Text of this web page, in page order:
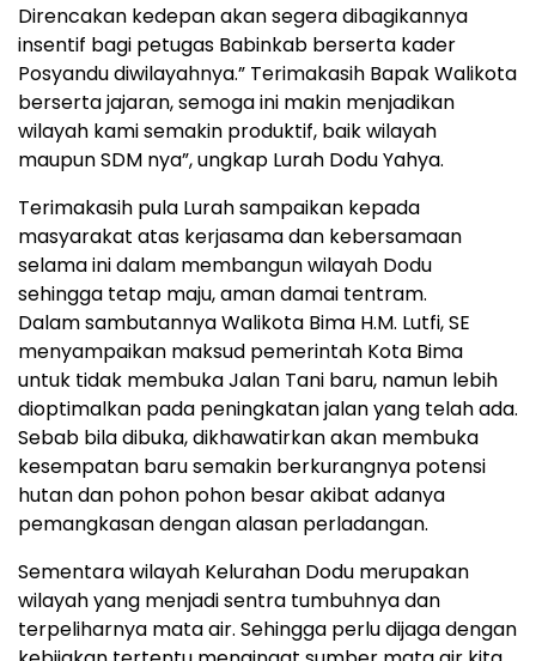
Direncakan kedepan akan segera dibagikannya
insentif bagi petugas Babinkab berserta kader
Posyandu diwilayahnya.” Terimakasih Bapak Walikota
berserta jajaran, semoga ini makin menjadikan
wilayah kami semakin produktif, baik wilayah
maupun SDM nya”, ungkap Lurah Dodu Yahya.
Terimakasih pula Lurah sampaikan kepada
masyarakat atas kerjasama dan kebersamaan
selama ini dalam membangun wilayah Dodu
sehingga tetap maju, aman damai tentram.
Dalam sambutannya Walikota Bima H.M. Lutfi, SE
menyampaikan maksud pemerintah Kota Bima
untuk tidak membuka Jalan Tani baru, namun lebih
dioptimalkan pada peningkatan jalan yang telah ada.
Sebab bila dibuka, dikhawatirkan akan membuka
kesempatan baru semakin berkurangnya potensi
hutan dan pohon pohon besar akibat adanya
pemangkasan dengan alasan perladangan.
Sementara wilayah Kelurahan Dodu merupakan
wilayah yang menjadi sentra tumbuhnya dan
terpeliharnya mata air. Sehingga perlu dijaga dengan